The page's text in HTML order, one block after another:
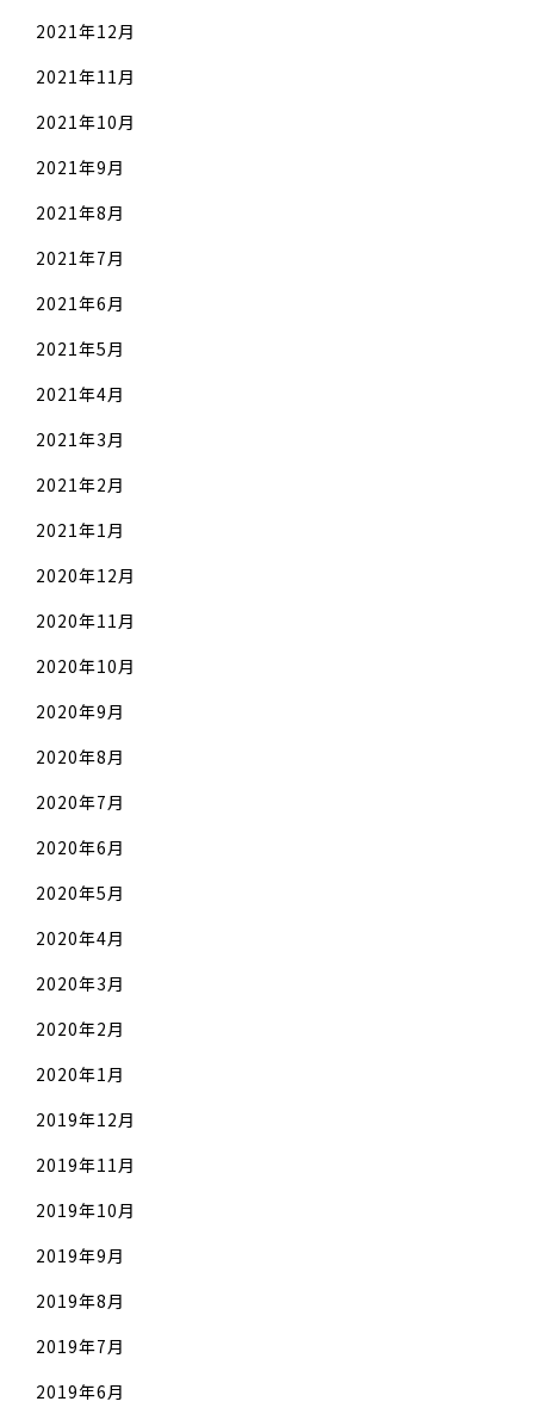
2021年12月
2021年11月
2021年10月
2021年9月
2021年8月
2021年7月
2021年6月
2021年5月
2021年4月
2021年3月
2021年2月
2021年1月
2020年12月
2020年11月
2020年10月
2020年9月
2020年8月
2020年7月
2020年6月
2020年5月
2020年4月
2020年3月
2020年2月
2020年1月
2019年12月
2019年11月
2019年10月
2019年9月
2019年8月
2019年7月
2019年6月